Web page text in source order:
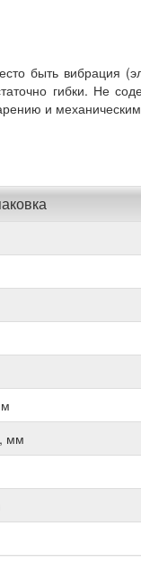
быть вибрация
гибки. Не
и
мм